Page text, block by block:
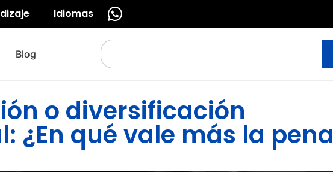
Idiomas
Blog
o diversificación
¿En qué vale más la pena